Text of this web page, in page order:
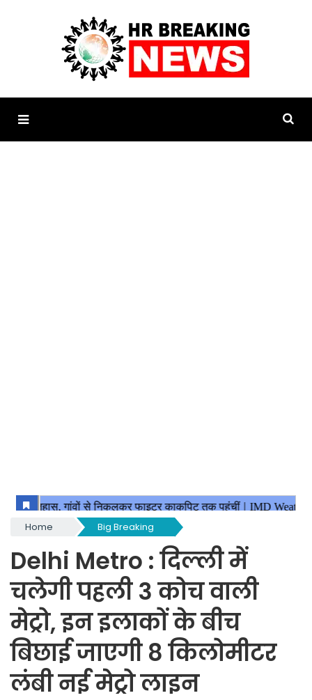
Home Big Breaking
Delhi Metro : दिल्ली में
चलेगी पहली 3 कोच वाली
मेट्रो, इन इलाकों के बीच
बिछाई जाएगी 8 किलोमीटर
लंबी नई मेट्रो लाइन